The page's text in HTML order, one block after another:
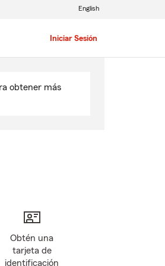
Iniciar Sesión
English
obtener más
Obtén una
tarjeta de
identificación